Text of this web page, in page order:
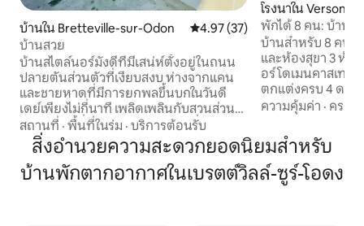
บ้านใน Bretteville-sur-Odon คะแนนเฉลี่ย 4.97 จาก 5, 37 รีวิว
4.97 (37)
บ้านสวย
บ้านสไตล์นอร์มังดีที่มีเสน่ห์ตั้งอยู่ในถนน
ปลายตันส่วนตัวที่เงียบสงบ ห่างจากแคน
และชายหาดที่มีการยกพลขึ้นบกในวันดี
เดย์เพียงไม่กี่นาที เพลิดเพลินกับสวนส่วน
ตัว ระเบียงที่หันหน้าไปทางทิศใต้ที่น่า
รื่นรมย์ และสิ่งอำนวยความสะดวกที่ทัน
สมัย (Wi-Fi ไฟเบอร์ออปติก มู่ลี่ไฟฟ้า) เหมาะ
สำหรับครอบครัว มีเตียงเด็กให้ใช้
สถาปัตยกรรม 3 ชั้นที่แปลกใหม่ทำให้มี
สถานที่ · พื้นที่ในร่ม · บริการต้อนรับ
โรงนาใน Verson
พักได้ 8 คน: บ้านมี
บ้านสำหรับ 8 คน
และห้องสุขา 3 ห้อ
อร์ โดเมนคาสเทล (ที่พักนักท่องเที่ยว
ตกแต่งครบ 4 ดา
จากแคน 10 นาที
แคนที่ได้รับการบู
ในสภาพแวดล้อม
คุณสามารถพักผ่อ
ที่ทางประวัติศาสต
นานาชาติของนอร์
ความคุ้มค่า · ครอบ
สิ่งอำนวยความสะดวกยอดนิยมสำหรับ
บ้านพักตากอากาศในเบรตต์วิลล์-ซูร์-โอดง